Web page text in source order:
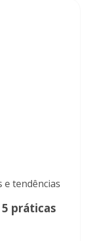
e tendências
práticas